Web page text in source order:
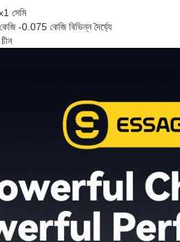
সেমি
-0.075 কেজি বিভিন্ন দৈর্ঘ্যে